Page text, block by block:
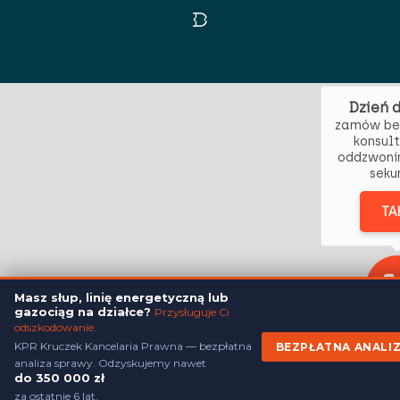
Masz słup, linię energetyczną lub
gazociąg na działce? Przysługuje Ci
odszkodowanie.
KPR Kruczek Kancelaria Prawna — bezpłatna
analiza sprawy. Odzyskujemy nawet
do 350 000 zł
za ostatnie 6 lat.
BEZPŁATNA
Dzień
zamów